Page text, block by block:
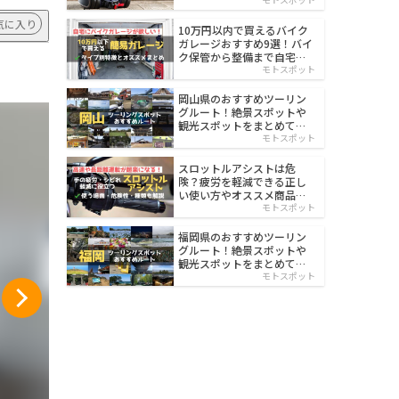
に入り
10万円以内で買えるバイク
ガレージおすすめ9選！バイ
ク保管から整備まで自宅で
モトスポット
岡山県のおすすめツーリン
グルート！絶景スポットや
観光スポットをまとめて紹
モトスポット
スロットルアシストは危
険？疲労を軽減できる正し
い使い方やオススメ商品を
モトスポット
福岡県のおすすめツーリン
グルート！絶景スポットや
観光スポットをまとめて紹
モトスポット